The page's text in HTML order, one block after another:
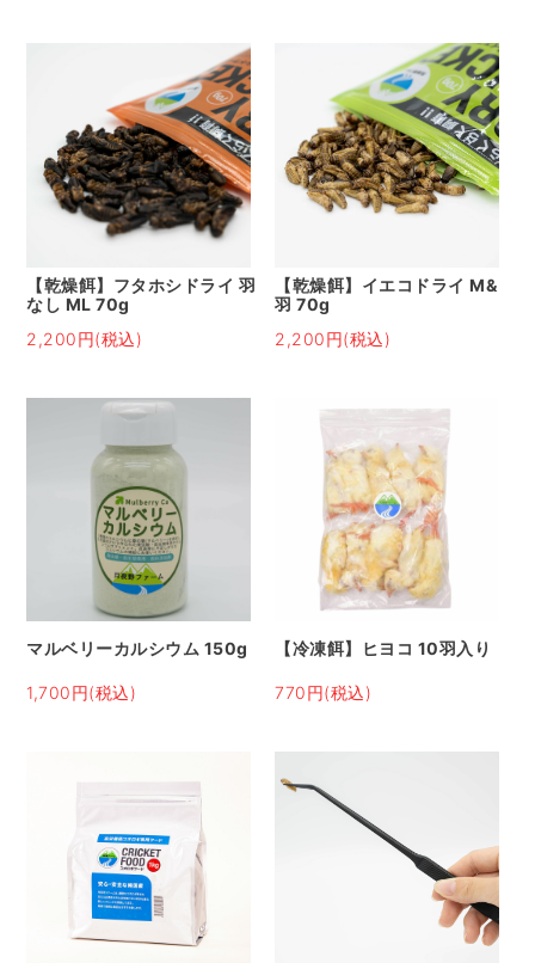
【乾燥餌】フタホシドライ 羽
なし ML 70g
2,200円(税込)
【乾燥餌】イエコドライ M&
羽 70g
2,200円(税込)
マルベリーカルシウム 150g
1,700円(税込)
【冷凍餌】ヒヨコ 10羽入り
770円(税込)